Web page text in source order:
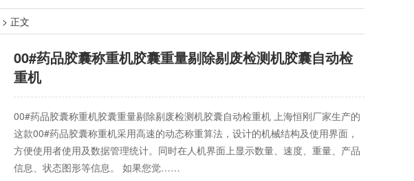
> 正文
00#药品胶囊称重机胶囊重量剔除剔废检测机胶囊自动检
重机
00#药品胶囊称重机胶囊重量剔除剔废检测机胶囊自动检重机 上海恒刚厂家生产的
这款00#药品胶囊称重机采用高速的动态称重算法，设计的机械结构及使用界面，
方便使用者使用及数据管理统计。同时在人机界面上显示数量、速度、重量、产品
信息、状态图形等信息。 如果您觉……